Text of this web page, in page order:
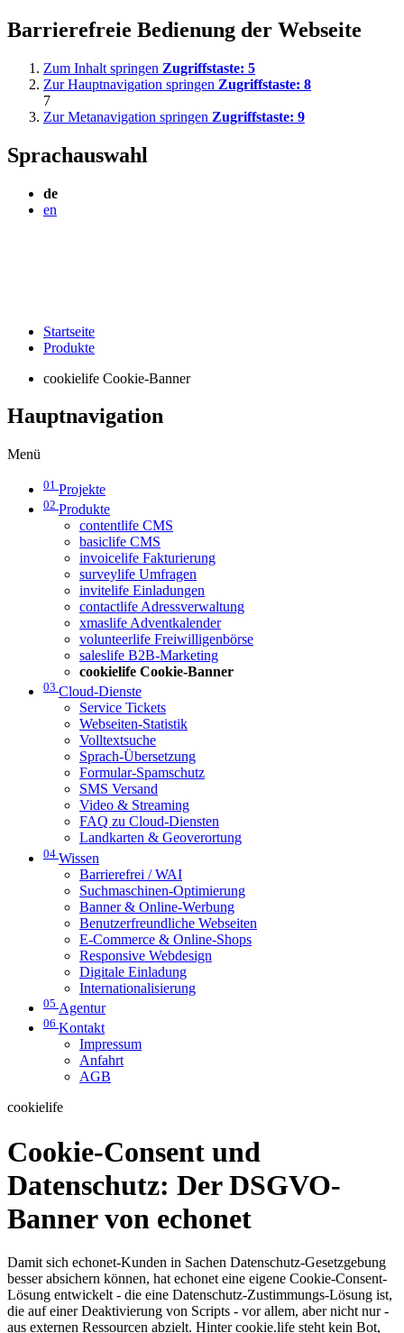
Barrierefreie Bedienung der Webseite
Zum Inhalt springen Zugriffstaste: 5
Zur Hauptnavigation springen Zugriffstaste: 8
7
Zur Metanavigation springen Zugriffstaste: 9
Sprachauswahl
de
en
Startseite
Produkte
cookielife Cookie-Banner
Hauptnavigation
Menü
01 Projekte
02 Produkte
contentlife CMS
basiclife CMS
invoicelife Fakturierung
surveylife Umfragen
invitelife Einladungen
contactlife Adressverwaltung
xmaslife Adventkalender
volunteerlife Freiwilligenbörse
saleslife B2B-Marketing
cookielife Cookie-Banner
03 Cloud-Dienste
Service Tickets
Webseiten-Statistik
Volltextsuche
Sprach-Übersetzung
Formular-Spamschutz
SMS Versand
Video & Streaming
FAQ zu Cloud-Diensten
Landkarten & Geoverortung
04 Wissen
Barrierefrei / WAI
Suchmaschinen-Optimierung
Banner & Online-Werbung
Benutzerfreundliche Webseiten
E-Commerce & Online-Shops
Responsive Webdesign
Digitale Einladung
Internationalisierung
05 Agentur
06 Kontakt
Impressum
Anfahrt
AGB
cookielife
Cookie-Consent und
Datenschutz: Der DSGVO-
Banner von echonet
Damit sich echonet-Kunden in Sachen Datenschutz-Gesetzgebung
besser absichern können, hat echonet eine eigene Cookie-Consent-
Lösung entwickelt - die eine Datenschutz-Zustimmungs-Lösung ist,
die auf einer Deaktivierung von Scripts - vor allem, aber nicht nur -
aus externen Ressourcen abzielt. Hinter cookie.life steht kein Bot,